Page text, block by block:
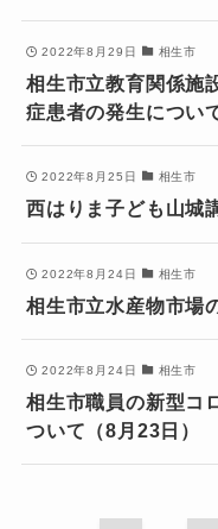
2022年8月29日 相生市
相生市立教育関係施
症患者の発生につい
2022年8月25日 相生市
西はりま子ども山城
2022年8月24日 相生市
相生市立水産物市場
2022年8月24日 相生市
相生市職員の新型コ
ついて（8月23日）